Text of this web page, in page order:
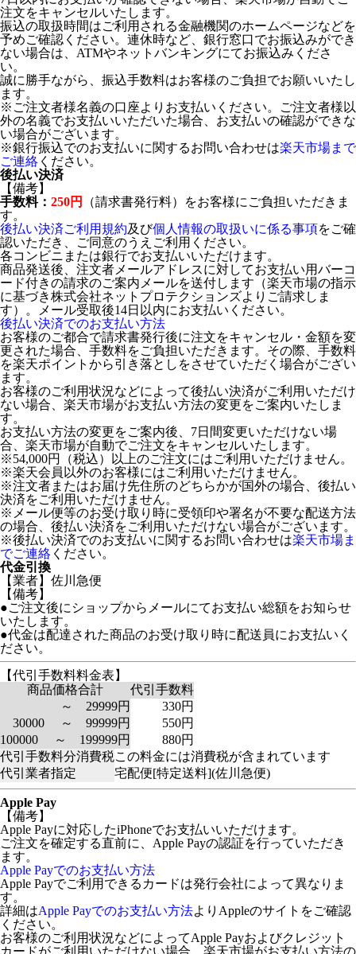
注文をキャンセルいたします。
振込の取扱時間はご利用される金融機関のホームページなどを
予めご確認ください。連休時など、銀行窓口でお振込みができ
ない場合は、ATMやネットバンキングにてお振込みくださ
い。
誠に勝手ながら、振込手数料はお客様のご負担でお願いいたし
ます。
※ご注文者様名義の口座よりお支払いください。ご注文者様以
外の名義でお支払いいただいた場合、お支払いの確認ができな
い場合がございます。
※銀行振込でのお支払いに関するお問い合わせは楽天市場まで
ご連絡 ください。
後払い決済
【備考】
手数料： 250円
（請求書発行料）をお客様にご負担いただきま
す。
後払い決済ご利用規約及び個人情報の取扱いに係る事項をご確
認いただき、ご同意のうえご利用ください。
各コンビニまたは銀行でお支払いいただけます。
商品発送後、注文者メールアドレスに対してお支払い用バーコ
ード付きの請求のご案内メールを送付します（楽天市場の指示
に基づき株式会社ネットプロテクションズよりご請求しま
す）。メール受取後14日以内にお支払いください。
後払い決済でのお支払い方法
お客様のご都合で請求書発行後に注文をキャンセル・金額を変
更された場合、手数料をご負担いただきます。その際、手数料
を楽天ポイントから引き落としをさせていただく場合がござい
ます。
お客様のご利用状況などによって後払い決済がご利用いただけ
ない場合、楽天市場がお支払い方法の変更をご案内いたしま
す。
お支払い方法の変更をご案内後、7日間変更いただけない場
合、楽天市場が自動でご注文をキャンセルいたします。
※54,000円（税込）以上のご注文にはご利用いただけません。
※楽天会員以外のお客様にはご利用いただけません。
※注文者またはお届け先住所のどちらかが国外の場合、後払い
決済をご利用いただけません。
※メール便等のお受け取り時に受領印や署名が不要な配送方法
の場合、後払い決済をご利用いただけない場合がございます。
※後払い決済でのお支払いに関するお問い合わせは楽天市場ま
でご連絡 ください。
代金引換
【業者】佐川急便
【備考】
●ご注文後にショップからメールにてお支払い総額をお知らせ
いたします。
●代金は配達された商品のお受け取り時に配送員にお支払いく
ださい。
【代引手数料料金表】
商品価格合計
代引手数料
～ 29999円
330円
30000 ～ 99999円
550円
100000 ～ 199999円
880円
代引手数料分消費税この料金には消費税が含まれています
代引業者指定
宅配便[特定送料](佐川急便)
Apple Pay
【備考】
Apple Payに対応したiPhoneでお支払いいただけます。
ご注文を確定する直前に、Apple Payの認証を行っていただき
ます。
Apple Payでのお支払い方法
Apple Payでご利用できるカードは発行会社によって異なりま
す。
詳細はApple Payでのお支払い方法よりAppleのサイトをご確認
ください。
お客様のご利用状況などによってApple Payおよびクレジット
カードがご利用いただけない場合、楽天市場がお支払い方法の